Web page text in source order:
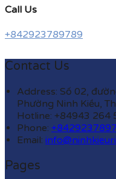
Call Us
+842923789789
Contact Us
Address: Số 02,
Phường Ninh Kiều,
Hotline: +84943 264
Phone:
Email:
Pages